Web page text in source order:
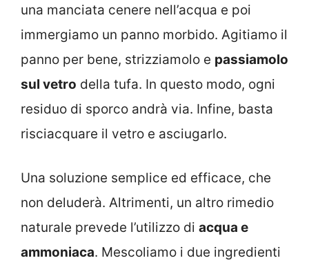
una manciata cenere nell’acqua e poi
immergiamo un panno morbido. Agitiamo il
panno per bene, strizziamolo e passiamolo
sul vetro della tufa. In questo modo, ogni
residuo di sporco andrà via. Infine, basta
risciacquare il vetro e asciugarlo.
Una soluzione semplice ed efficace, che
non deluderà. Altrimenti, un altro rimedio
naturale prevede l’utilizzo di acqua e
ammoniaca. Mescoliamo i due ingredienti